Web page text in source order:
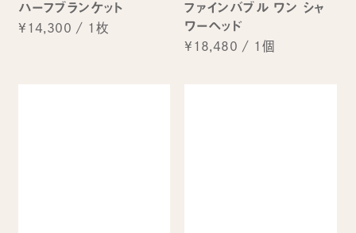
ハーフブランケット
¥14,300 / 1枚
ファインバブル ワン シャ
ワーヘッド
¥18,480 / 1個